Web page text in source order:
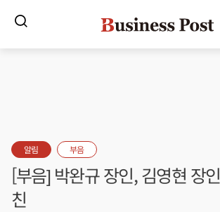
알림 부음
[부음] 박완규 장인, 김영현 장
친